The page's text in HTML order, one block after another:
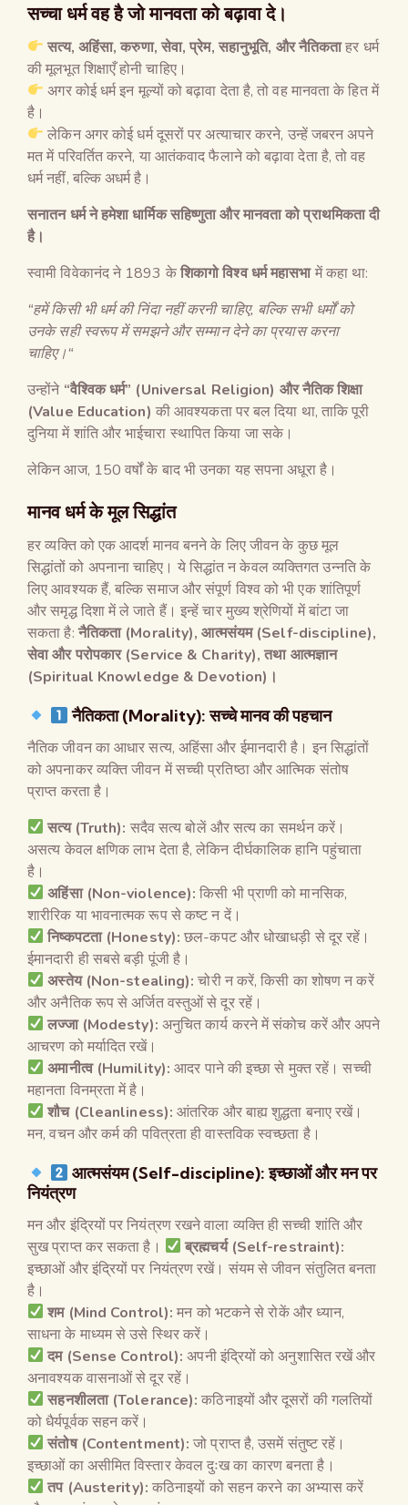
सच्चा धर्म वह है जो मानवता को बढ़ावा दे।
सत्य, अहिंसा,करुणा, सेवा,प्रेम, सहानुभूति, और नैतिकताहर धर्म
की मूलभूत शिक्षाएँ होनी चाहिए।
अगर कोई धर्म इन मूल्यों को बढ़ावा देता है, तो वह मानवता के हित में
है।
लेकिन अगर कोई धर्म दूसरों पर अत्याचार करने, उन्हें जबरन अपने
मत में परिवर्तित करने, या आतंकवाद फैलाने को बढ़ावा देता है, तो वह
धर्म नहीं, बल्कि अधर्म है।
सनातन धर्म ने हमेशा धार्मिक सहिष्णुता और मानवता को प्राथमिकता दी
है।
स्वामी विवेकानंद ने 1893 केशिकागो विश्व धर्म महासभामें कहा था:
“हमें किसी भी धर्म की निंदा नहीं करनी चाहिए, बल्कि सभी धर्मों को
उनके सही स्वरूप में समझने और सम्मान देने का प्रयास करना
चाहिए।“
उन्होंने “वैश्विक धर्म” (Universal Religion) और नैतिक शिक्षा
(Value Education) की आवश्यकता पर बल दिया था, ताकि पूरी
दुनिया में शांति और भाईचारा स्थापित किया जा सके।
लेकिन आज, 150 वर्षों के बाद भी उनका यह सपना अधूरा है।
मानव धर्म के मूल सिद्धांत
हर व्यक्ति को एक आदर्श मानव बनने के लिए जीवन के कुछ मूल
सिद्धांतों को अपनाना चाहिए। ये सिद्धांत न केवल व्यक्तिगत उन्नति के
लिए आवश्यक हैं, बल्कि समाज और संपूर्ण विश्व को भी एक शांतिपूर्ण
और समृद्ध दिशा में ले जाते हैं। इन्हें चार मुख्य श्रेणियों में बांटा जा
सकता है: नैतिकता (Morality),आत्मसंयम (Self-discipline),
सेवा और परोपकार (Service & Charity),तथा आत्मज्ञान
(Spiritual Knowledge & Devotion) ।
नैतिकता(Morality):सच्चे मानव की पहचान
नैतिक जीवन का आधार सत्य, अहिंसा और ईमानदारी है। इन सिद्धांतों
को अपनाकर व्यक्ति जीवन में सच्ची प्रतिष्ठा और आत्मिक संतोष
प्राप्त करता है।
सत्य (Truth): सदैव सत्य बोलें और सत्य का समर्थन करें।
असत्य केवल क्षणिक लाभ देता है, लेकिन दीर्घकालिक हानि पहुंचाता
है।
अहिंसा (Non-violence): किसी भी प्राणी को मानसिक,
शारीरिक या भावनात्मक रूप से कष्ट न दें।
निष्कपटता (Honesty): छल-कपट और धोखाधड़ी से दूर रहें।
ईमानदारी ही सबसे बड़ी पूंजी है।
अस्तेय (Non-stealing): चोरी न करें, किसी का शोषण न करें
और अनैतिक रूप से अर्जित वस्तुओं से दूर रहें।
लज्जा (Modesty): अनुचित कार्य करने में संकोच करें और अपने
आचरण को मर्यादित रखें।
अमानीत्व (Humility): आदर पाने की इच्छा से मुक्त रहें। सच्ची
महानता विनम्रता में है।
शौच (Cleanliness): आंतरिक और बाह्य शुद्धता बनाए रखें।
मन, वचन और कर्म की पवित्रता ही वास्तविक स्वच्छता है।
आत्मसंयम(Self-discipline):इच्छाओं और मन पर
नियंत्रण
मन और इंद्रियों पर नियंत्रण रखने वाला व्यक्ति ही सच्ची शांति और
सुख प्राप्त कर सकता है।
ब्रह्मचर्य (Self-restraint):
इच्छाओं और इंद्रियों पर नियंत्रण रखें। संयम से जीवन संतुलित बनता
है।
शम (Mind Control): मन को भटकने से रोकें और ध्यान,
साधना के माध्यम से उसे स्थिर करें।
दम (Sense Control): अपनी इंद्रियों को अनुशासित रखें और
अनावश्यक वासनाओं से दूर रहें।
सहनशीलता (Tolerance): कठिनाइयों और दूसरों की गलतियों
को धैर्यपूर्वक सहन करें।
संतोष (Contentment): जो प्राप्त है, उसमें संतुष्ट रहें।
इच्छाओं का असीमित विस्तार केवल दुःख का कारण बनता है।
तप (Austerity): कठिनाइयों को सहन करने का अभ्यास करें